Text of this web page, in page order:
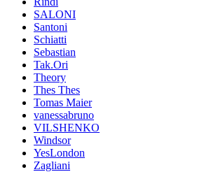
SALONI
Santoni
Schiatti
Sebastian
Tak.Ori
Theory
Thes Thes
Tomas Maier
vanessabruno
VILSHENKO
Windsor
YesLondon
Zagliani